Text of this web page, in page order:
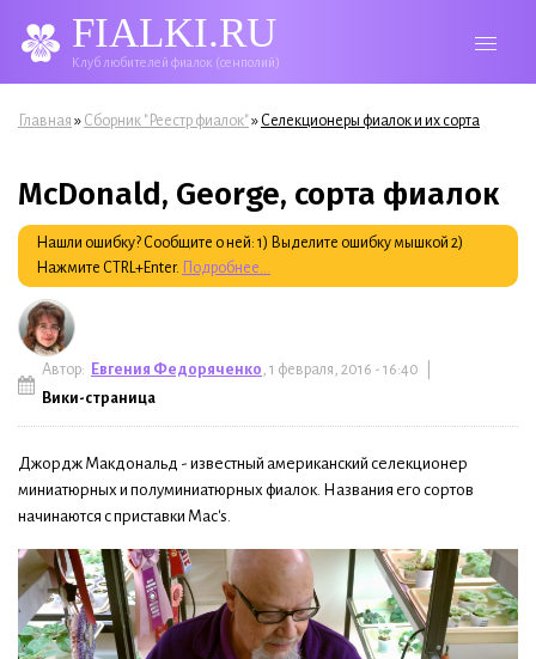
FIALKI.RU
Клуб любителей фиалок (сенполий)
Вы здесь
Главная » Сборник "Реестр фиалок"» Селекционеры фиалок и их сорта
McDonald, George, сорта фиалок
Нашли ошибку? Сообщите о ней: 1) Выделите ошибку мышкой 2)
Нажмите CTRL+Enter. Подробнее...
Автор: Евгения Федоряченко, 1 февраля, 2016 - 16:40 |
Вики-страница
Джордж Макдональд - известный американский селекционер
миниатюрных и полуминиатюрных фиалок. Названия его сортов
начинаются с приставки Mac's.